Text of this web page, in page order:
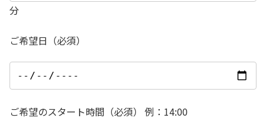
分
ご希望日（必須）
ご希望のスタート時間（必須） 例：14:00